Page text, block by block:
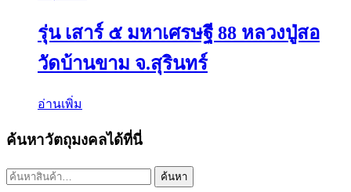
รุ่น เสาร์ ๕ มหาเศรษฐี 88 หลวงปู่สอ
วัดบ้านขาม จ.สุรินทร์
อ่านเพิ่ม
ค้นหาวัตถุมงคลได้ที่นี่
ค้นหา: ค้นหา